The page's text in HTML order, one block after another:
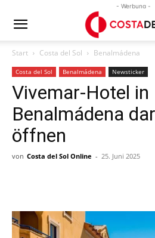
- Werbung -
Start Costa del Sol Benalmádena
Costa del Sol Benalmádena Newsticker
Vivemar-Hotel in
Benalmádena
öffnen
von Costa del Sol Online - 25. Juni 2025